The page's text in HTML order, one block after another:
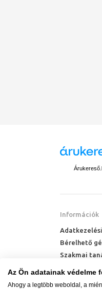
Információk
Bérelhető
Szakmai
Az Ön adatainak védelme
Ahogy a legtöbb weboldal, a